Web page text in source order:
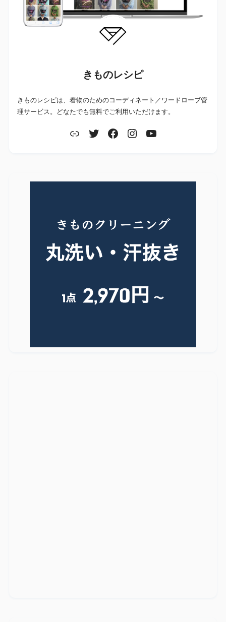
きものレシピ
きものレシピは、着物のためのコーディネート／ワードローブ管
理サービス。どなたでも無料でご利用いただけます。